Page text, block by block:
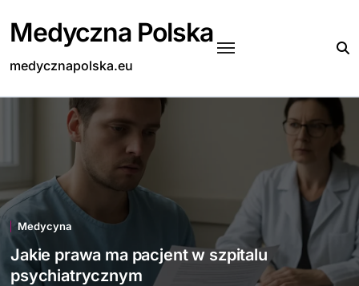
content
Medyczna Polska
medycznapolska.eu
Medycyna
Jakie prawa ma pacjent w szpitalu
psychiatrycznym